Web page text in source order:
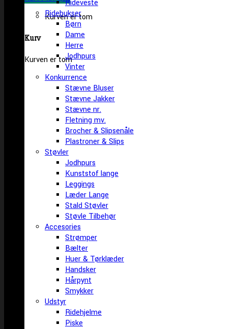
Kurven er tom
Kurv
Kurven er tom
Rideveste
Ridebukser
Børn
Dame
Herre
Jodhpurs
Vinter
Konkurrence
Stævne Bluser
Stævne Jakker
Stævne nr.
Fletning mv.
Brocher & Slipsenåle
Plastroner & Slips
Støvler
Jodhpurs
Kunststof lange
Leggings
Læder Lange
Stald Støvler
Støvle Tilbehør
Accesories
Strømper
Bælter
Huer & Tørklæder
Handsker
Hårpynt
Smykker
Udstyr
Ridehjelme
Piske